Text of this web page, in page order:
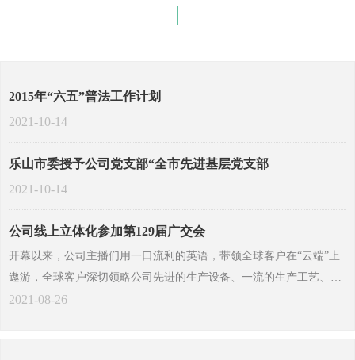
2015年“六五”普法工作计划
2021-10-14
乐山市委授予公司党支部“全市先进基层党支部
2021-10-14
公司线上立体化参加第129届广交会
开幕以来，公司主播们用一口流利的英语，带领全球客户在“云端”上
遨游，全球客户深切领略公司先进的生产设备、一流的生产工艺、完
善的检测体系、雄厚的技术力量、优质的售后服务。公司优质精美的
2021-08-26